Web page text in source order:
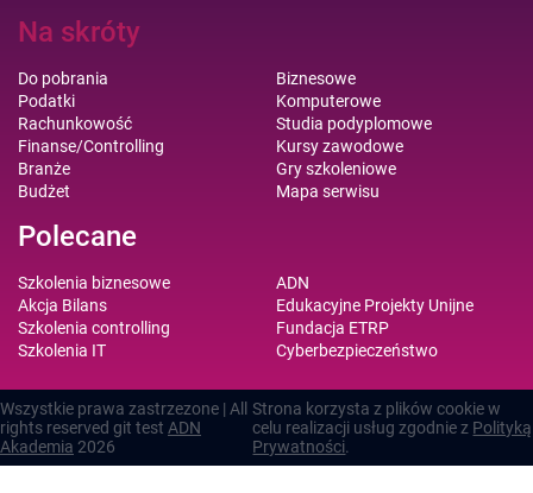
Na skróty
Do pobrania
Podatki
Rachunkowość
Finanse/Controlling
Branże
Budżet
Biznesowe
Komputerowe
Studia podyplomowe
Kursy zawodowe
Gry szkoleniowe
Mapa serwisu
Polecane
Szkolenia biznesowe
Akcja Bilans
Szkolenia controlling
Szkolenia IT
ADN
Edukacyjne Projekty Unijne
Fundacja ETRP
Cyberbezpieczeństwo
Wszystkie prawa zastrzezone | All
rights reserved git test ADN
Akademia 2026
Strona korzysta z plików cookie w
celu realizacji usług zgodnie z Polityką
Prywatności.